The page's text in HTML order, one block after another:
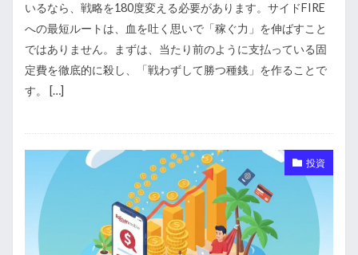
いるなら、戦略を180度変える必要があります。サイドFIRE
への最短ルートは、血を吐く思いで「稼ぐ力」を伸ばすこと
ではありません。まずは、当たり前のように支払っている固
定費を徹底的に殺し、「戦わずして勝つ種銭」を作ることで
す。 […]
投資